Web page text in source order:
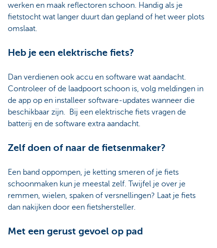
werken en maak reflectoren schoon. Handig als je
fietstocht wat langer duurt dan gepland of het weer plots
omslaat.
Heb je een elektrische fiets?
Dan verdienen ook accu en software wat aandacht.
Controleer of de laadpoort schoon is, volg meldingen in
de app op en installeer software-updates wanneer die
beschikbaar zijn. Bij een elektrische fiets vragen de
batterij en de software extra aandacht.
Zelf doen of naar de fietsenmaker?
Een band oppompen, je ketting smeren of je fiets
schoonmaken kun je meestal zelf. Twijfel je over je
remmen, wielen, spaken of versnellingen? Laat je fiets
dan nakijken door een fietshersteller.
Met een gerust gevoel op pad